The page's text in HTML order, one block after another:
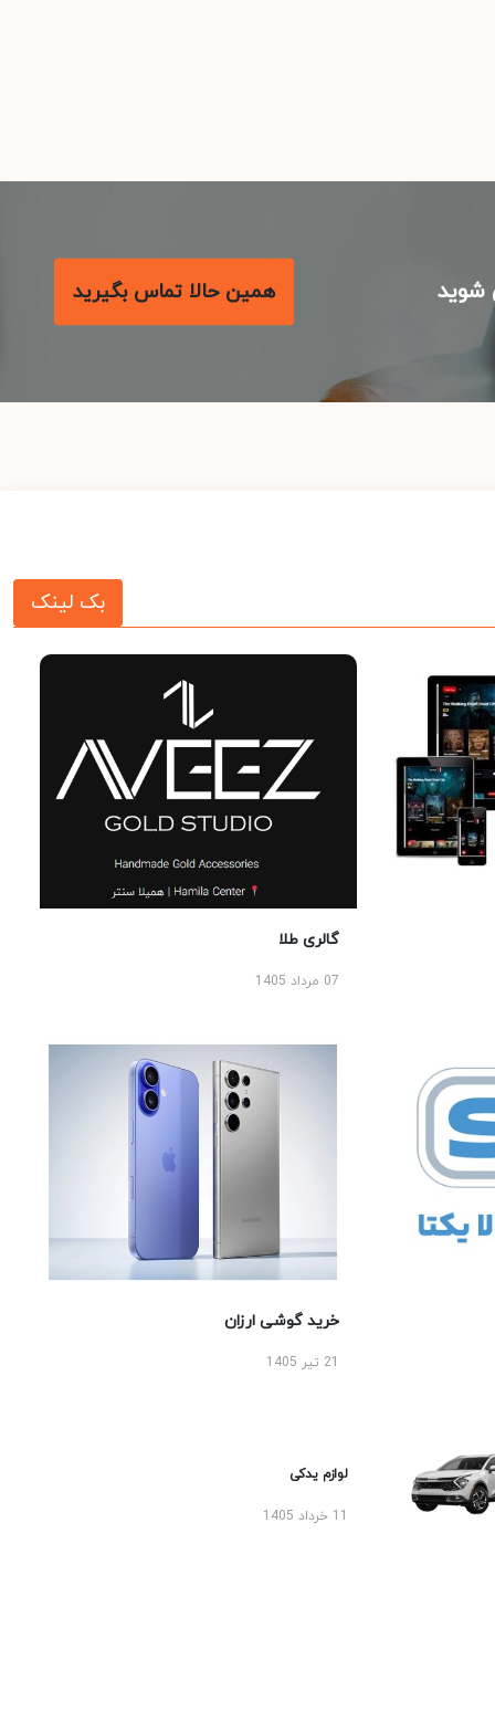
همین حالا تماس بگیرید
بک لینک
گالری طلا
07 مرداد 1405
خرید گوشی ارزان
لوازم یدکی